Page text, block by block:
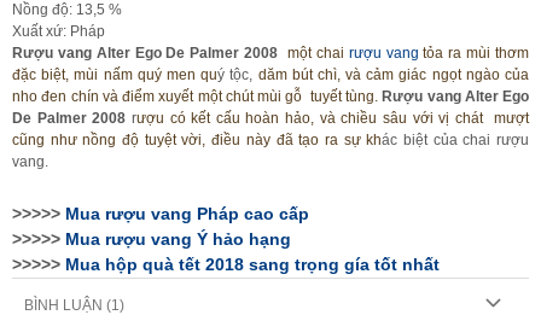
Nồng độ: 13,5 %
Xuất xứ: Pháp
Rượu vang Alter Ego De Palmer 2008 một chai rượu vang tỏa ra mùi thơm
đặc biệt, mùi nấm quý men quý tộc, dăm bút chì, và cảm giác ngọt ngào của
nho đen chín và điểm xuyết một chút mùi gỗ tuyết tùng. Rượu vang Alter Ego
De Palmer 2008 rượu có kết cấu hoàn hảo, và chiều sâu với vị chát mượt
cũng như nồng độ tuyệt vời, điều này đã tạo ra sự khác biệt của chai rượu
vang.
>>>>> Mua rượu vang Pháp cao cấp
>>>>> Mua rượu vang Ý hảo hạng
>>>>> Mua hộp quà tết 2018 sang trọng gía tốt nhất
BÌNH LUẬN (1)